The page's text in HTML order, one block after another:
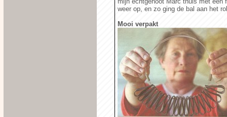
weer op, en zo ging de bal aan het
Mooi verpakt